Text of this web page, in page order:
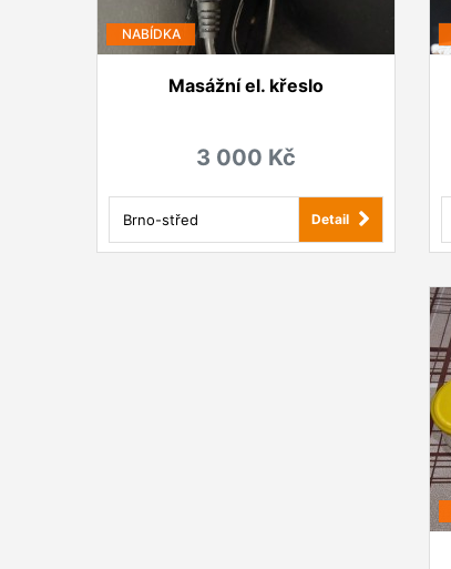
NABÍDKA
Masážní el. křeslo
3 000 Kč
Brno-střed Detail